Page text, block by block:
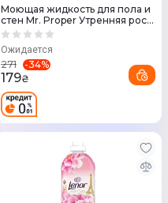
Моющая жидкость для пола и
стен Mr. Proper Утренняя роса
1.5 л
Ожидается
271 -34%
179₴